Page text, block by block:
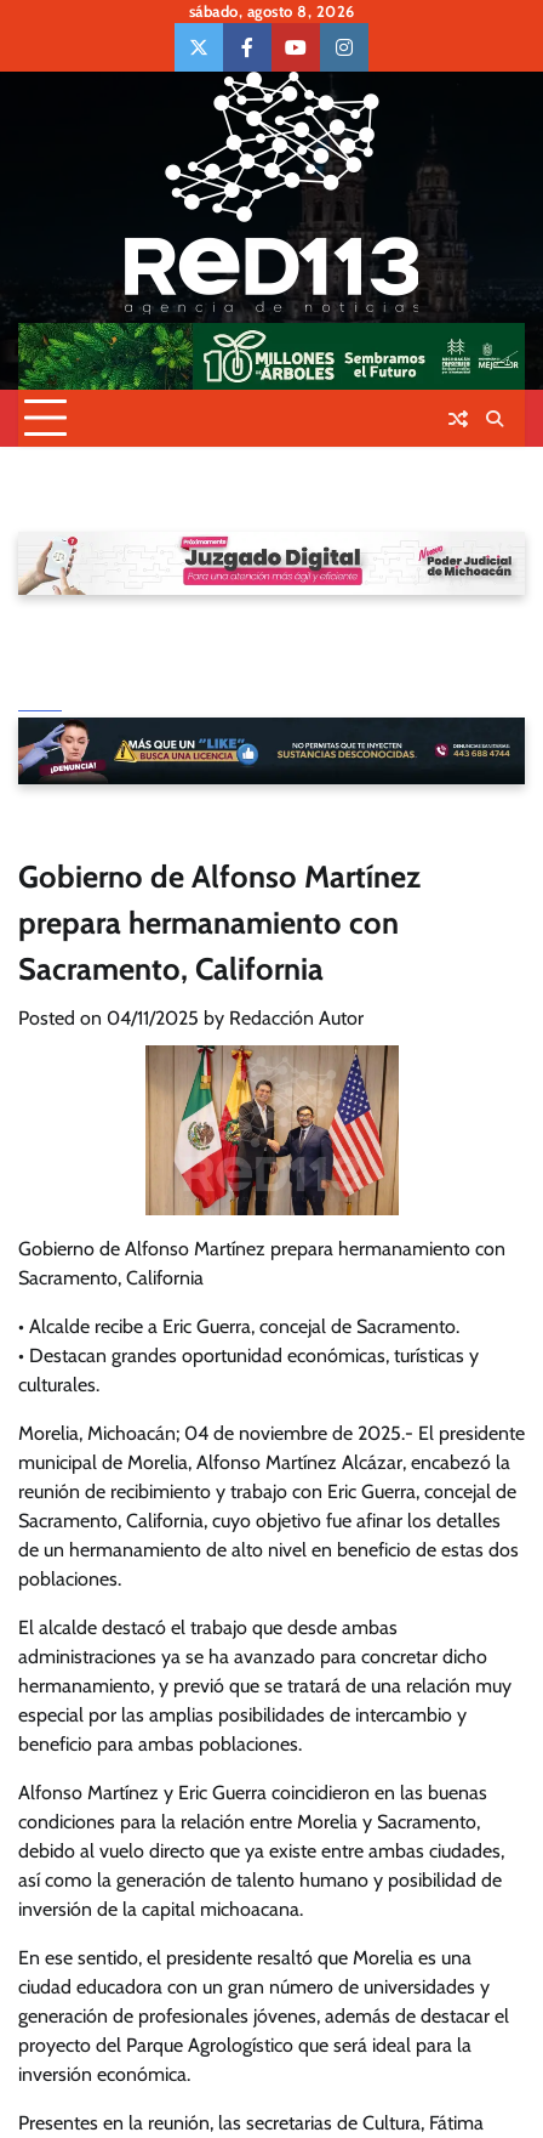
content
sábado, agosto 8, 2026
twiter Face Youtubeinsta
Gobierno de Alfonso Martínez
prepara hermanamiento con
Sacramento, California
Posted on 04/11/2025 by Redacción Autor
Gobierno de Alfonso Martínez prepara hermanamiento con
Sacramento, California
• Alcalde recibe a Eric Guerra, concejal de Sacramento.
• Destacan grandes oportunidad económicas, turísticas y
culturales.
Morelia, Michoacán; 04 de noviembre de 2025.- El presidente
municipal de Morelia, Alfonso Martínez Alcázar, encabezó la
reunión de recibimiento y trabajo con Eric Guerra, concejal de
Sacramento, California, cuyo objetivo fue afinar los detalles
de un hermanamiento de alto nivel en beneficio de estas dos
poblaciones.
El alcalde destacó el trabajo que desde ambas
administraciones ya se ha avanzado para concretar dicho
hermanamiento, y previó que se tratará de una relación muy
especial por las amplias posibilidades de intercambio y
beneficio para ambas poblaciones.
Alfonso Martínez y Eric Guerra coincidieron en las buenas
condiciones para la relación entre Morelia y Sacramento,
debido al vuelo directo que ya existe entre ambas ciudades,
así como la generación de talento humano y posibilidad de
inversión de la capital michoacana.
En ese sentido, el presidente resaltó que Morelia es una
ciudad educadora con un gran número de universidades y
generación de profesionales jóvenes, además de destacar el
proyecto del Parque Agrologístico que será ideal para la
inversión económica.
Presentes en la reunión, las secretarias de Cultura, Fátima